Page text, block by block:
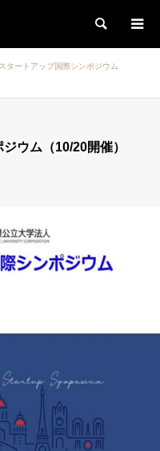
検索
タートアップ国際シンポジウム
ウム（10/20開催）